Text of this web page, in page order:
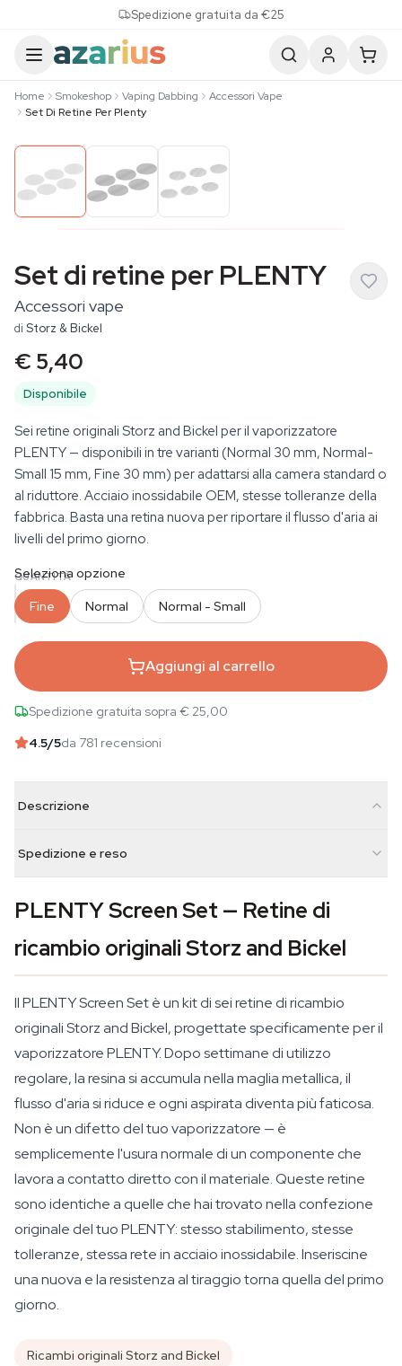
Spedizione gratuita da €25
Home Smokeshop Vaping Dabbing
Accessori Vape
Set Di Retine Per Plenty
Set di retine per PLENTY
Accessori vape
di Storz & Bickel
€ 5,40
Disponibile
Sei retine originali Storz and Bickel per il vaporizzatore
PLENTY — disponibili in tre varianti (Normal 30 mm, Normal-
Small 15 mm, Fine 30 mm) per adattarsi alla camera standard o
al riduttore. Acciaio inossidabile OEM, stesse tolleranze della
fabbrica. Basta una retina nuova per riportare il flusso d'aria ai
livelli del primo giorno.
QUANTITÀ
Seleziona opzione
Fine Normal Normal - Small
Aggiungi al carrello
Spedizione gratuita sopra € 25,00
4.5/5da 781 recensioni
Descrizione
Spedizione e reso
PLENTY Screen Set — Retine di
ricambio originali Storz and Bickel
Il PLENTY Screen Set è un kit di sei retine di ricambio
originali Storz and Bickel, progettate specificamente per il
vaporizzatore PLENTY. Dopo settimane di utilizzo
regolare, la resina si accumula nella maglia metallica, il
flusso d'aria si riduce e ogni aspirata diventa più faticosa.
Non è un difetto del tuo vaporizzatore — è
semplicemente l'usura normale di un componente che
lavora a contatto diretto con il materiale. Queste retine
sono identiche a quelle che hai trovato nella confezione
originale del tuo PLENTY: stesso stabilimento, stesse
tolleranze, stessa rete in acciaio inossidabile. Inseriscine
una nuova e la resistenza al tiraggio torna quella del primo
giorno.
Ricambi originali Storz and Bickel